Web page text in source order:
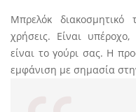
Μπρελόκ διακοσμητικό
χρήσεις. Είναι
είναι το γούρι σας. Η
εμφάνιση με σημασία